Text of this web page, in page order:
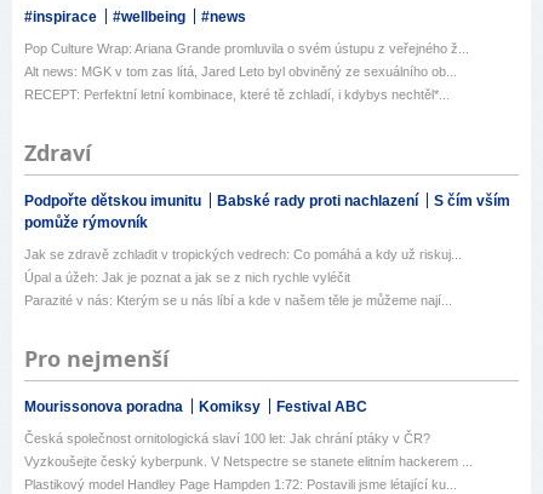
#inspirace #wellbeing #news
Pop Culture Wrap: Ariana Grande promluvila o svém ústupu z veřejného ž...
Alt news: MGK v tom zas lítá, Jared Leto byl obviněný ze sexuálního ob...
RECEPT: Perfektní letní kombinace, které tě zchladí, i kdybys nechtěl*...
Zdraví
Podpořte dětskou imunitu Babské rady proti nachlazení
S čím vším
pomůže rýmovník
Jak se zdravě zchladit v tropických vedrech: Co pomáhá a kdy už riskuj...
Úpal a úžeh: Jak je poznat a jak se z nich rychle vyléčit
Parazité v nás: Kterým se u nás líbí a kde v našem těle je můžeme nají...
Pro nejmenší
Mourissonova poradna Komiksy Festival ABC
Česká společnost ornitologická slaví 100 let: Jak chrání ptáky v ČR?
Vyzkoušejte český kyberpunk. V Netspectre se stanete elitním hackerem ...
Plastikový model Handley Page Hampden 1:72: Postavili jsme létající ku...